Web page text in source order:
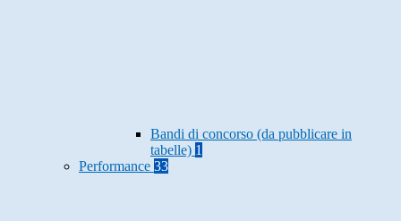
Bandi di concorso (da pubblicare in
tabelle) 1
Performance 33